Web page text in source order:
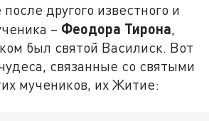
другого известного и
– Феодора Тирона,
был святой Василиск. Вот
связанные со святыми
мучеников, их Житие: